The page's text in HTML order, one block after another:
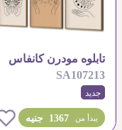
تابلوه مودرن كانفاس
بتصميم هندسي هادئ
SA107213
جديد
1367 جنيه يبدأ من